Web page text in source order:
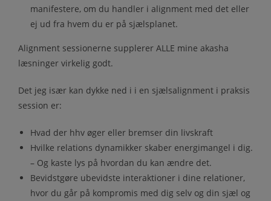
manifestere, om du handler i alignment med det eller
ej ud fra hvem du er på sjælsplanet.
Alignment sessionerne supplerer ALLE mine akasha
læsninger virkelig godt.
Det jeg især kan dykke ned i i en sjælsalignment i praksis
session er:
Hvad der hhv øger eller bremser din livskraft
Hvilke relations dynamikker skaber energimangel i dig.
– Og kaste lys på hvordan du kan ændre det.
Bevidstgøre ubevidste interaktioner i dine relationer,
hvor du går på kompromis med dig selv og din sjæl og